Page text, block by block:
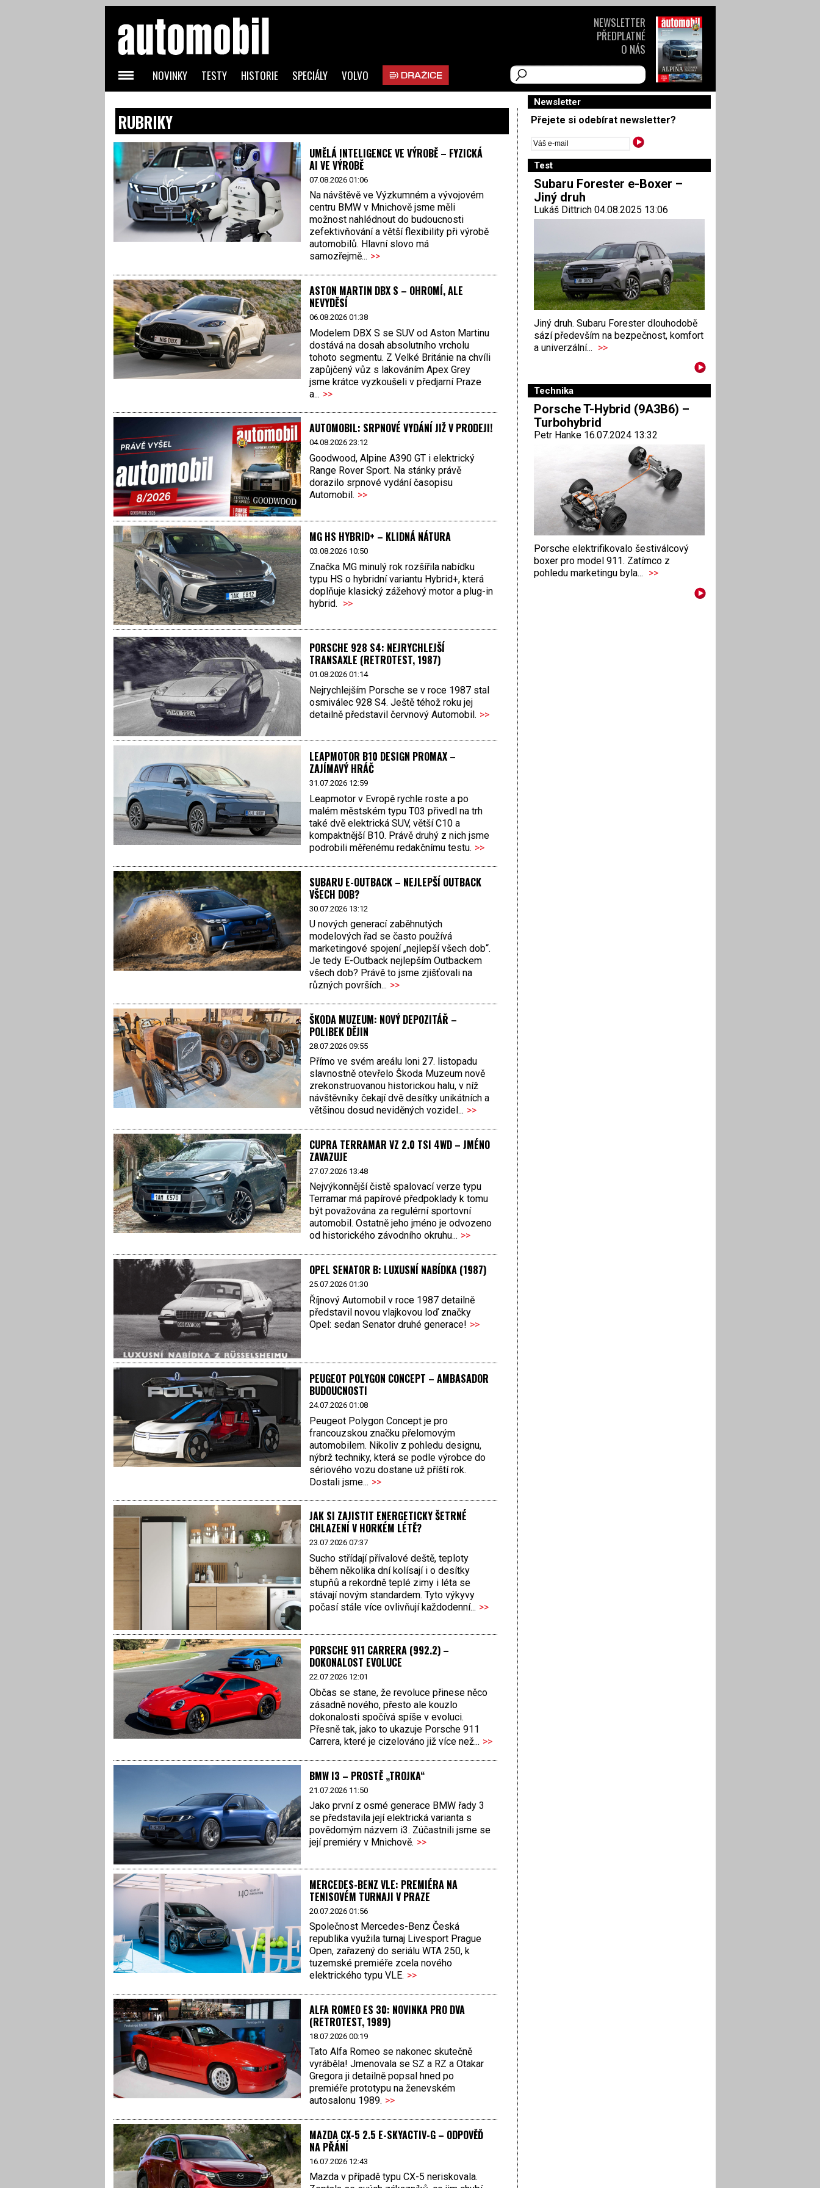
RUBRIKY
UMĚLÁ INTELIGENCE VE VÝROBĚ – FYZICKÁ
AI VE VÝROBĚ
07.08.2026 01:06
Na návštěvě ve Výzkumném a vývojovém
centru BMW v Mnichově jsme měli
možnost nahlédnout do budoucnosti
zefektivňování a větší flexibility při výrobě
automobilů. Hlavní slovo má
samozřejmě... >>
ASTON MARTIN DBX S – OHROMÍ, ALE
NEVYDĚSÍ
06.08.2026 01:38
Modelem DBX S se SUV od Aston Martinu
dostává na dosah absolutního vrcholu
tohoto segmentu. Z Velké Británie na chvíli
zapůjčený vůz s lakováním Apex Grey
jsme krátce vyzkoušeli v předjarní Praze
a... >>
AUTOMOBIL: SRPNOVÉ VYDÁNÍ JIŽ V PRODEJI!
04.08.2026 23:12
Goodwood, Alpine A390 GT i elektrický
Range Rover Sport. Na stánky právě
dorazilo srpnové vydání časopisu
Automobil. >>
MG HS HYBRID+ – KLIDNÁ NÁTURA
03.08.2026 10:50
Značka MG minulý rok rozšířila nabídku
typu HS o hybridní variantu Hybrid+, která
doplňuje klasický zážehový motor a plug-in
hybrid. >>
PORSCHE 928 S4: NEJRYCHLEJŠÍ
TRANSAXLE (RETROTEST, 1987)
01.08.2026 01:14
Nejrychlejším Porsche se v roce 1987 stal
osmiválec 928 S4. Ještě téhož roku jej
detailně představil červnový Automobil. >>
LEAPMOTOR B10 DESIGN PROMAX –
ZAJÍMAVÝ HRÁČ
31.07.2026 12:59
Leapmotor v Evropě rychle roste a po
malém městském typu T03 přivedl na trh
také dvě elektrická SUV, větší C10 a
kompaktnější B10. Právě druhý z nich jsme
podrobili měřenému redakčnímu testu. >>
SUBARU E-OUTBACK – NEJLEPŠÍ OUTBACK
VŠECH DOB?
30.07.2026 13:12
U nových generací zaběhnutých
modelových řad se často používá
marketingové spojení „nejlepší všech dob“.
Je tedy E-Outback nejlepším Outbackem
všech dob? Právě to jsme zjišťovali na
různých površích... >>
ŠKODA MUZEUM: NOVÝ DEPOZITÁŘ –
POLIBEK DĚJIN
28.07.2026 09:55
Přímo ve svém areálu loni 27. listopadu
slavnostně otevřelo Škoda Muzeum nově
zrekonstruovanou historickou halu, v níž
návštěvníky čekají dvě desítky unikátních a
většinou dosud neviděných vozidel... >>
CUPRA TERRAMAR VZ 2.0 TSI 4WD – JMÉNO
ZAVAZUJE
27.07.2026 13:48
Nejvýkonnější čistě spalovací verze typu
Terramar má papírové předpoklady k tomu
být považována za regulérní sportovní
automobil. Ostatně jeho jméno je odvozeno
od historického závodního okruhu... >>
OPEL SENATOR B: LUXUSNÍ NABÍDKA (1987)
25.07.2026 01:30
Říjnový Automobil v roce 1987 detailně
představil novou vlajkovou loď značky
Opel: sedan Senator druhé generace! >>
PEUGEOT POLYGON CONCEPT – AMBASADOR
BUDOUCNOSTI
24.07.2026 01:08
Peugeot Polygon Concept je pro
francouzskou značku přelomovým
automobilem. Nikoliv z pohledu designu,
nýbrž techniky, která se podle výrobce do
sériového vozu dostane už příští rok.
Dostali jsme... >>
JAK SI ZAJISTIT ENERGETICKY ŠETRNÉ
CHLAZENÍ V HORKÉM LÉTĚ?
23.07.2026 07:37
Sucho střídají přívalové deště, teploty
během několika dní kolísají i o desítky
stupňů a rekordně teplé zimy i léta se
stávají novým standardem. Tyto výkyvy
počasí stále více ovlivňují každodenní... >>
PORSCHE 911 CARRERA (992.2) –
DOKONALOST EVOLUCE
22.07.2026 12:01
Občas se stane, že revoluce přinese něco
zásadně nového, přesto ale kouzlo
dokonalosti spočívá spíše v evoluci.
Přesně tak, jako to ukazuje Porsche 911
Carrera, které je cizelováno již více než... >>
BMW I3 – PROSTĚ „TROJKA“
21.07.2026 11:50
Jako první z osmé generace BMW řady 3
se představila její elektrická varianta s
povědomým názvem i3. Zúčastnili jsme se
její premiéry v Mnichově. >>
MERCEDES-BENZ VLE: PREMIÉRA NA
TENISOVÉM TURNAJI V PRAZE
20.07.2026 01:56
Společnost Mercedes-Benz Česká
republika využila turnaj Livesport Prague
Open, zařazený do seriálu WTA 250, k
tuzemské premiéře zcela nového
elektrického typu VLE. >>
ALFA ROMEO ES 30: NOVINKA PRO DVA
(RETROTEST, 1989)
18.07.2026 00:19
Tato Alfa Romeo se nakonec skutečně
vyráběla! Jmenovala se SZ a RZ a Otakar
Gregora ji detailně popsal hned po
premiéře prototypu na ženevském
autosalonu 1989. >>
MAZDA CX-5 2.5 E-SKYACTIV-G – ODPOVĚĎ
NA PŘÁNÍ
16.07.2026 12:43
Mazda v případě typu CX-5 neriskovala.
Newsletter
Přejete si odebírat newsletter?
Test
Subaru Forester e-Boxer –
Jiný druh
Lukáš Dittrich 04.08.2025 13:06
Jiný druh. Subaru Forester dlouhodobě
sází především na bezpečnost, komfort
a univerzální... >>
Technika
Porsche T-Hybrid (9A3B6) –
Turbohybrid
Petr Hanke 16.07.2024 13:32
Porsche elektrifikovalo šestiválcový
boxer pro model 911. Zatímco z
pohledu marketingu byla... >>
NOVINKY TESTY HISTORIE SPECIÁLY VOLVO
NEWSLETTER
PŘEDPLATNÉ
O NÁS